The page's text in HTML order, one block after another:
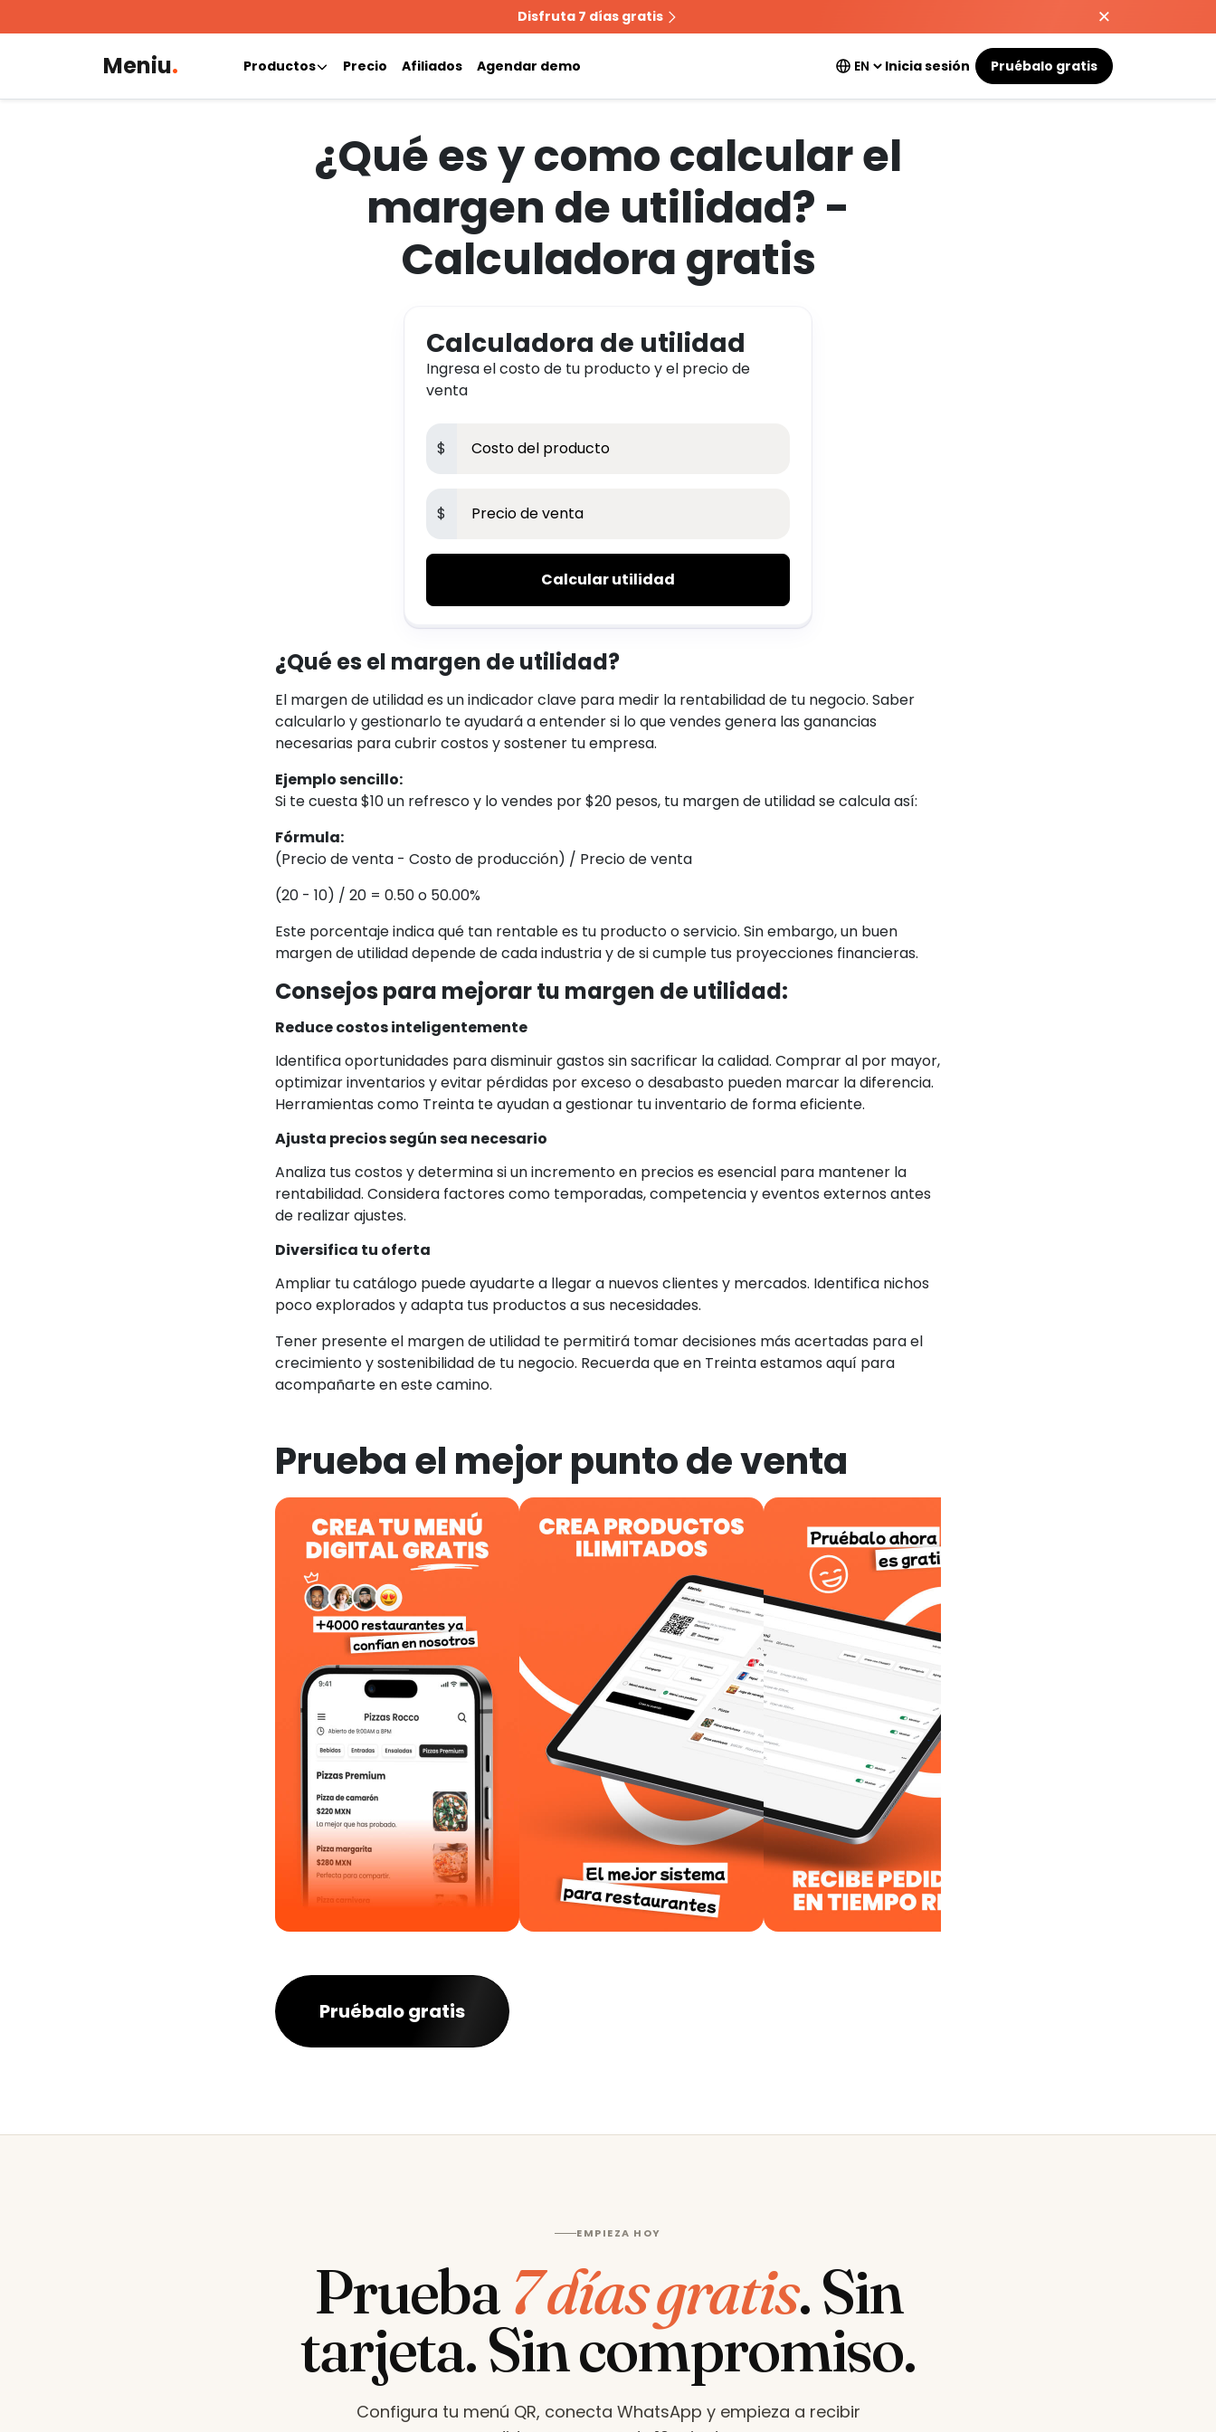
Disfruta 7 días gratis
Meniu. Productos Precio Afiliados Agendar demo Inicia sesión Pruébalo gratis
¿Qué es y como calcular el
margen de utilidad? -
Calculadora gratis
Calculadora de utilidad
Ingresa el costo de tu producto y el precio de
venta
$
$
Calcular utilidad
¿Qué es el margen de utilidad?
El margen de utilidad es un indicador clave para medir la rentabilidad de tu negocio. Saber
calcularlo y gestionarlo te ayudará a entender si lo que vendes genera las ganancias
necesarias para cubrir costos y sostener tu empresa.
Ejemplo sencillo:
Si te cuesta $10 un refresco y lo vendes por $20 pesos, tu margen de utilidad se calcula así:
Fórmula:
(Precio de venta - Costo de producción) / Precio de venta
(20 - 10) / 20 = 0.50 o 50.00%
Este porcentaje indica qué tan rentable es tu producto o servicio. Sin embargo, un buen
margen de utilidad depende de cada industria y de si cumple tus proyecciones financieras.
Consejos para mejorar tu margen de utilidad:
Reduce costos inteligentemente
Identifica oportunidades para disminuir gastos sin sacrificar la calidad. Comprar al por mayor,
optimizar inventarios y evitar pérdidas por exceso o desabasto pueden marcar la diferencia.
Herramientas como Treinta te ayudan a gestionar tu inventario de forma eficiente.
Ajusta precios según sea necesario
Analiza tus costos y determina si un incremento en precios es esencial para mantener la
rentabilidad. Considera factores como temporadas, competencia y eventos externos antes
de realizar ajustes.
Diversifica tu oferta
Ampliar tu catálogo puede ayudarte a llegar a nuevos clientes y mercados. Identifica nichos
poco explorados y adapta tus productos a sus necesidades.
Tener presente el margen de utilidad te permitirá tomar decisiones más acertadas para el
crecimiento y sostenibilidad de tu negocio. Recuerda que en Treinta estamos aquí para
acompañarte en este camino.
Prueba el mejor punto de venta
Pruébalo gratis
EMPIEZA HOY
Prueba 7 días gratis.Sin
tarjeta. Sin compromiso.
Configura tu menú QR, conecta WhatsApp y empieza a recibir